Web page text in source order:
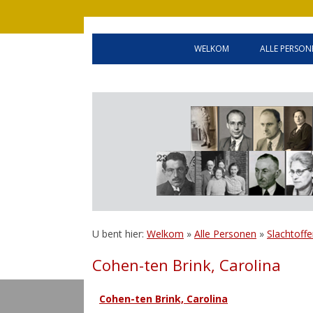
WELKOM
HANDLEIDING
ALLE
U bent hier: Welkom » Alle Personen »
Cohen-ten Brink, Carolina
Cohen-ten Brink, Carolina